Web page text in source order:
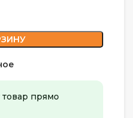
товар прямо